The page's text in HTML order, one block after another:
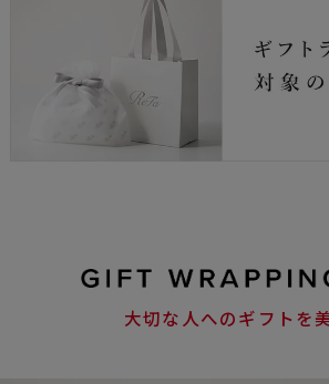
大切な人へのギフトを